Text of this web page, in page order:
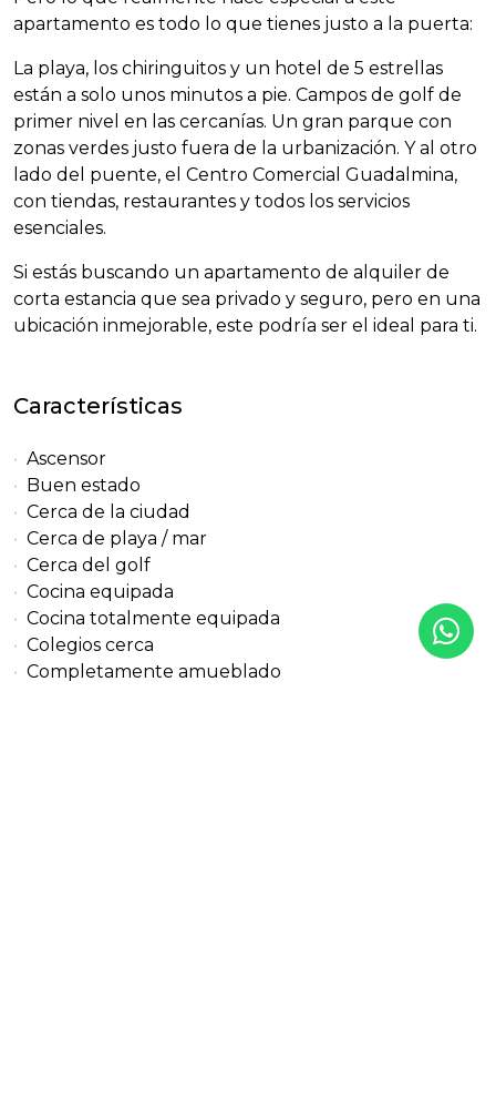
apartamento es todo lo que tienes justo a la puerta:
La playa, los chiringuitos y un hotel de 5 estrellas
están a solo unos minutos a pie. Campos de golf de
primer nivel en las cercanías. Un gran parque con
zonas verdes justo fuera de la urbanización. Y al otro
lado del puente, el Centro Comercial Guadalmina,
con tiendas, restaurantes y todos los servicios
esenciales.
Si estás buscando un apartamento de alquiler de
corta estancia que sea privado y seguro, pero en una
ubicación inmejorable, este podría ser el ideal para ti.
Características
Ascensor
Buen estado
Cerca de la ciudad
Cerca de playa / mar
Cerca del golf
Cocina equipada
Cocina totalmente equipada
Colegios cerca
Completamente amueblado